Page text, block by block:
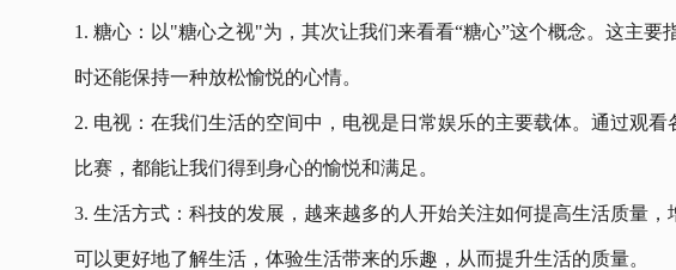
1. 糖心：以"糖心之视"为，其次让我们来看看“糖心”这个概念。这主
时还能保持一种放松愉悦的心情。
2. 电视：在我们生活的空间中，电视是日常娱乐的主要载体。通过观
比赛，都能让我们得到身心的愉悦和满足。
3. 生活方式：科技的发展，越来越多的人开始关注如何提高生活质量
可以更好地了解生活，体验生活带来的乐趣，从而提升生活的质量。